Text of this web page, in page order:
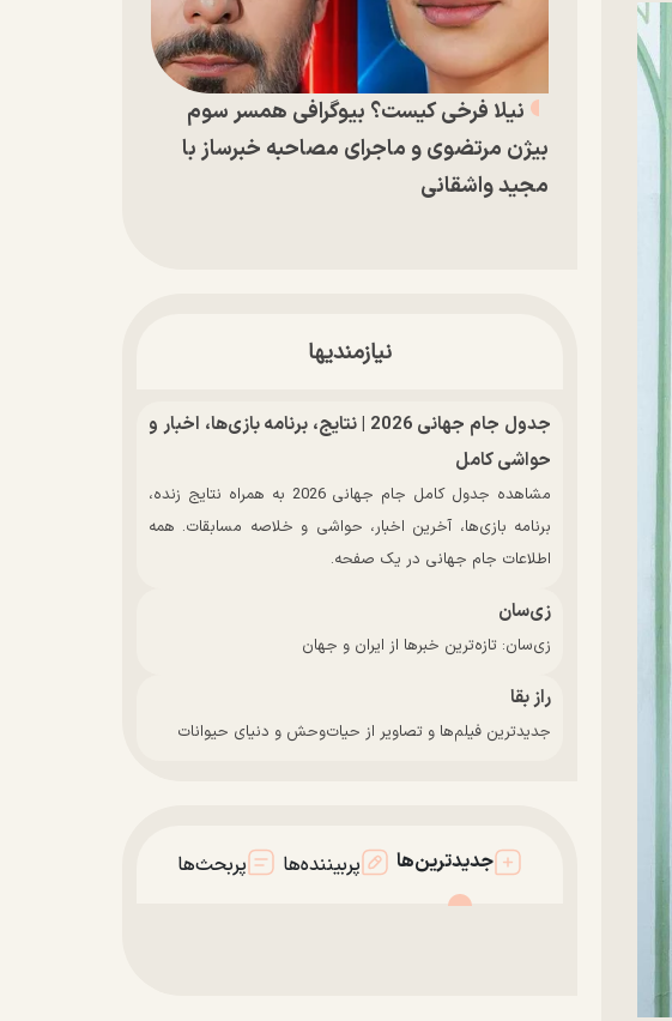
نیلا فرخی کیست؟ بیوگرافی همسر سوم
بیژن مرتضوی و ماجرای مصاحبه خبرساز با
مجید واشقانی
نیازمندیها
جدول جام جهانی 2026 | نتایج، برنامه بازی‌ها، اخبار و
حواشی کامل
مشاهده جدول کامل جام جهانی 2026 به همراه نتایج زنده،
برنامه بازی‌ها، آخرین اخبار، حواشی و خلاصه مسابقات. همه
اطلاعات جام جهانی در یک صفحه.
زی‌سان
زی‌سان: تازه‌ترین خبرها از ایران و جهان
راز بقا
جدیدترین فیلم‌ها و تصاویر از حیات‌وحش و دنیای حیوانات
جدیدترین‌ها پربیننده‌ها پربحث‌ها